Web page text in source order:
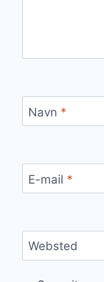
Navn *
E-mail *
Websted